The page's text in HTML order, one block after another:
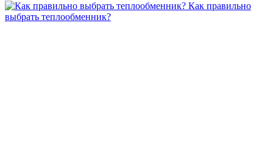
Как правильно
выбрать теплообменник?